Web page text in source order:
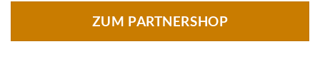
ZUM PARTNERSHOP